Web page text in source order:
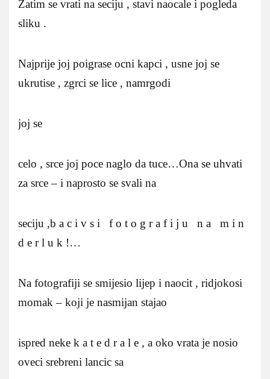
Zatim se vrati na seciju , stavi naocale i pogleda
sliku .
Najprije joj poigrase ocni kapci , usne joj se
ukrutise , zgrci se lice , namrgodi
joj se
celo , srce joj poce naglo da tuce…Ona se uhvati
za srce – i naprosto se svali na
seciju ,b a c i v s i f o t o g r a f i j u n a m i n
d e r l u k !…
Na fotografiji se smijesio lijep i naocit , ridjokosi
momak – koji je nasmijan stajao
ispred neke k a t e d r a l e , a oko vrata je nosio
oveci srebreni lancic sa